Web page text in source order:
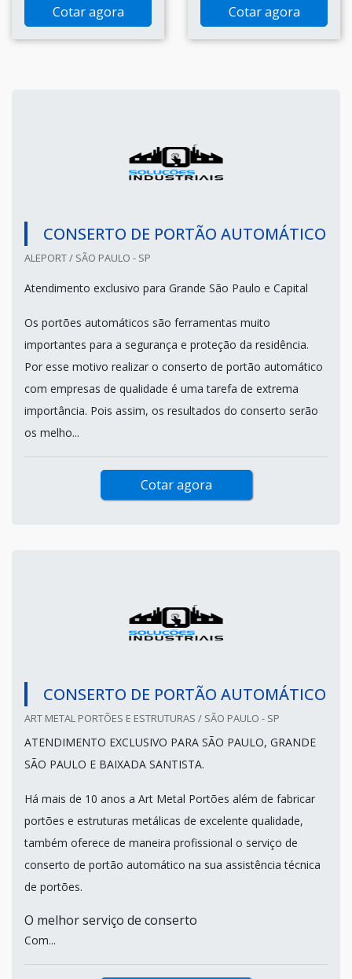
Cotar agora Cotar agora
CONSERTO DE PORTÃO AUTOMÁTICO
ALEPORT / SÃO PAULO - SP
Atendimento exclusivo para Grande São Paulo e Capital
Os portões automáticos são ferramentas muito
importantes para a segurança e proteção da residência.
Por esse motivo realizar o conserto de portão automático
com empresas de qualidade é uma tarefa de extrema
importância. Pois assim, os resultados do conserto serão
os melho...
Cotar agora
CONSERTO DE PORTÃO AUTOMÁTICO
ART METAL PORTÕES E ESTRUTURAS / SÃO PAULO - SP
ATENDIMENTO EXCLUSIVO PARA SÃO PAULO, GRANDE
SÃO PAULO E BAIXADA SANTISTA.
Há mais de 10 anos a Art Metal Portões além de fabricar
portões e estruturas metálicas de excelente qualidade,
também oferece de maneira profissional o serviço de
conserto de portão automático na sua assistência técnica
de portões.
O melhor serviço de conserto
Com...